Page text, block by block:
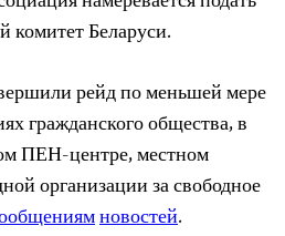
комитет Беларуси.
рейд по меньшей мере
гражданского общества, в
ПЕН-центре, местном
организации за свободное
новостей.